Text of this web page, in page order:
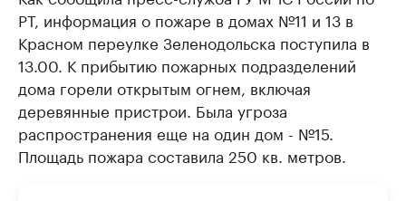
РТ, информация о пожаре в домах №11 и 13 в
Красном переулке Зеленодольска поступила в
13.00. К прибытию пожарных подразделений
дома горели открытым огнем, включая
деревянные пристрои. Была угроза
распространения еще на один дом - №15.
Площадь пожара составила 250 кв. метров.